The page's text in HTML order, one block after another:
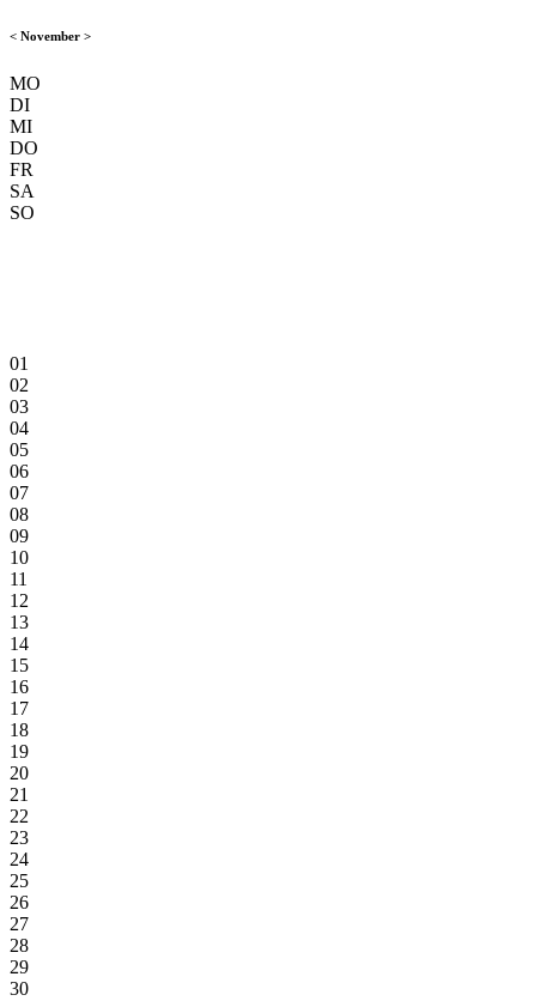
< November >
MO
DI
MI
DO
FR
SA
SO
01
02
03
04
05
06
07
08
09
10
11
12
13
14
15
16
17
18
19
20
21
22
23
24
25
26
27
28
29
30